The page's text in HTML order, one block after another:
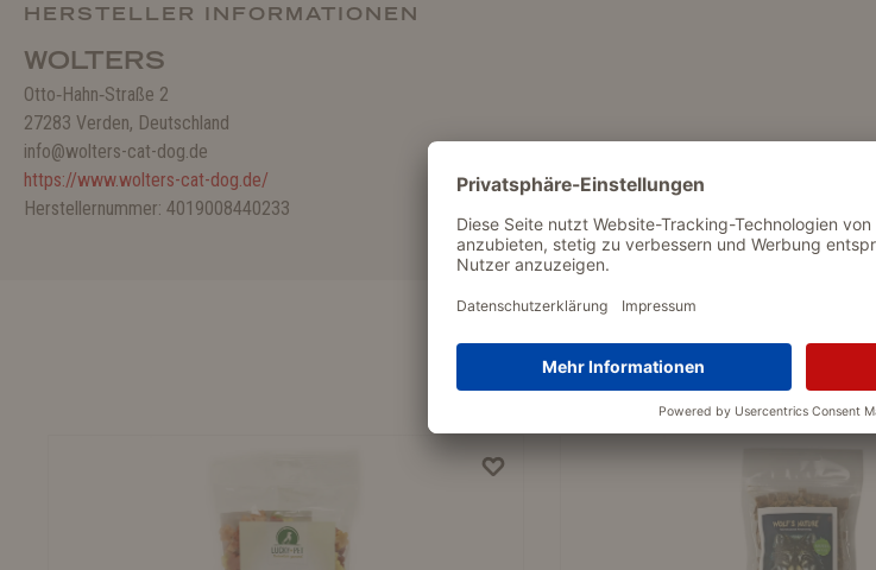
HERSTELLER INFORMATIONEN
WOLTERS
Otto‑Hahn‑Straße 2
27283 Verden, Deutschland
info@wolters-cat-dog.de
https://www.wolters-cat-dog.de/
Herstellernummer: 4019008440233
PASSEND